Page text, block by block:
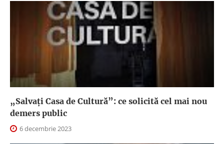
„Salvați Casa de Cultură”: ce solicită cel mai nou
demers public
6 decembrie 2023